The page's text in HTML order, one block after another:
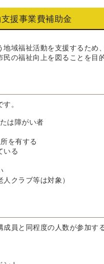
援事業費補助金
域福祉活動を支援するた
の福祉向上を図ることを目
。
は障がい者
を有する
いる
クラブ等は対象）
員と同程度の人数が参加す